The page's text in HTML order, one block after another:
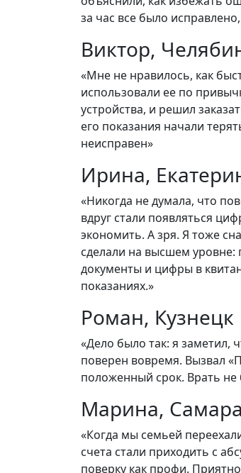
за час все было
Виктор,
«Мне не нравилось, как
использовали ее по
устройства, и решил
его показания начали
неисправен»
Ирина,
«Никогда не думала, что
вдруг стали появляться
экономить. А зря. Я тоже
сделали на высшем
документы и цифры в
показаниях.»
Роман, Кузнецк
«Дело было так: я заметил,
поверен вовремя. Вызвал
положенный срок. Врать не
Марина, Самара
«Когда мы семьей
счета стали приходить с
поверку как профи.